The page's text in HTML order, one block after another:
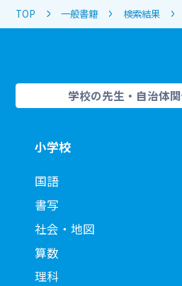
TOP 一般書籍 検索結果
学校の先生・自治体
小学校
国語
書写
社会・地図
算数
理科